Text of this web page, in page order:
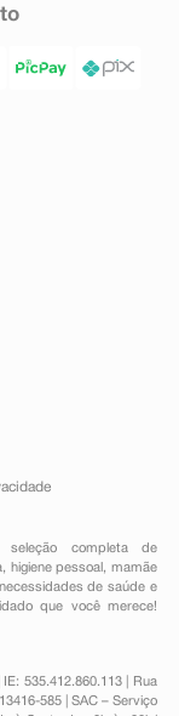
seleção completa de
, higiene pessoal ,mamãe
de saúde e
que você merece!
535.412.860.113 | Rua
585 | SAC – Serviço